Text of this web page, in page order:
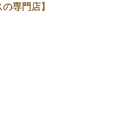
専門店】